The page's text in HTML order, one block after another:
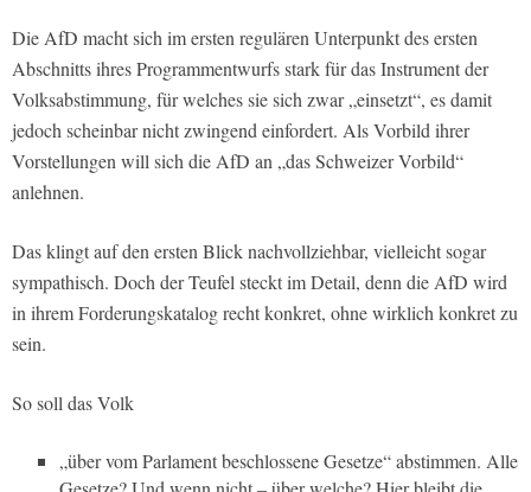
Die AfD macht sich im ersten regulären Unterpunkt des ersten
Abschnitts ihres Programmentwurfs stark für das Instrument der
Volksabstimmung, für welches sie sich zwar „einsetzt“, es damit
jedoch scheinbar nicht zwingend einfordert. Als Vorbild ihrer
Vorstellungen will sich die AfD an „das Schweizer Vorbild“
anlehnen.
Das klingt auf den ersten Blick nachvollziehbar, vielleicht sogar
sympathisch. Doch der Teufel steckt im Detail, denn die AfD wird
in ihrem Forderungskatalog recht konkret, ohne wirklich konkret zu
sein.
So soll das Volk
„über vom Parlament beschlossene Gesetze“ abstimmen. Alle